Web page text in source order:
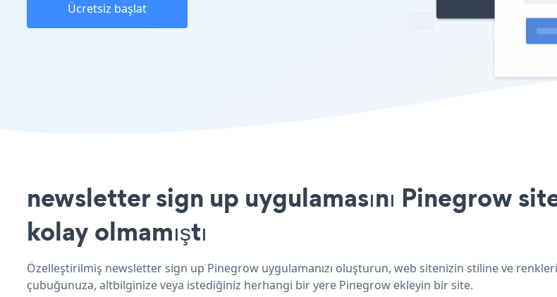
Ücretsiz başlat
newsletter sign up uygulamasını Pinegrow
kolay olmamıştı
Özelleştirilmiş newsletter sign up Pinegrow uygulamanızı oluşturun, web sitenizin stiline ve
çubuğunuza, altbilginize veya istediğiniz herhangi bir yere Pinegrow ekleyin bir site.